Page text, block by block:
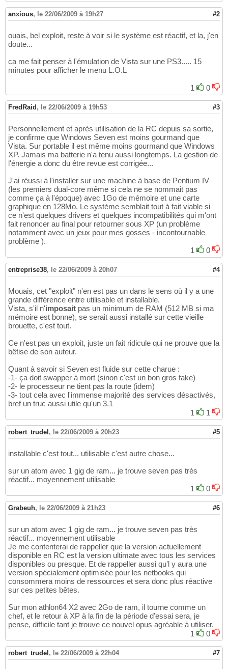
anxious, le 22/06/2009 à 19h27 #2
ouais, bel exploit, reste à voir si le système est réactif, et la, j'en
doute...
ca me fait penser à l'émulation de Vista sur une PS3..... 15
minutes pour afficher le menu L.O.L
1 0
FredRaid , le 22/06/2009 à 19h53 #3
Personnellement et après utilisation de la RC depuis sa sortie,
je confirme que Windows Seven est moins gourmand que
Vista. Sur portable il est même moins gourmand que Windows
XP. Jamais ma batterie n'a tenu aussi longtemps. La gestion de
l'énergie a donc du être revue est corrigée...
J'ai réussi à l'installer sur une machine à base de Pentium IV
(les premiers dual-core même si cela ne se nommait pas
comme ça à l'époque) avec 1Go de mémoire et une carte
graphique en 128Mo. Le système semblait tout à fait viable si
ce n'est quelques drivers et quelques incompatibilités qui m'ont
fait renoncer au final pour retourner sous XP (un problème
notamment avec un jeux pour mes gosses - incontournable
problème ).
1
0
entreprise38, le 22/06/2009 à 20h07 #4
Mouais, cet "exploit" n'en est pas un dans le sens où il y a une
grande différence entre utilisable et installable.
Vista, s'il n'imposait pas un minimum de RAM (512 MB si ma
mémoire est bonne), se serait aussi installé sur cette vieille
brouette, c'est tout.
Ce n'est pas un exploit, juste un fait ridicule qui ne prouve que la
bêtise de son auteur.
Quant à savoir si Seven est fluide sur cette charue :
-1- ça doit swapper à mort (sinon c'est un bon gros fake)
-2- le processeur ne tient pas la route (idem)
-3- tout cela avec l'immense majorité des services désactivés,
bref un truc aussi utile qu'un 3.1
1
1
robert_trudel , le 22/06/2009 à 20h23 #5
installable c'est tout... utilisable c'est autre chose...
sur un atom avec 1 gig de ram... je trouve seven pas très
réactif... moyennement utilisable
1
0
Grabeuh, le 22/06/2009 à 21h23 #6
sur un atom avec 1 gig de ram... je trouve seven pas très
réactif... moyennement utilisable
Je me contenterai de rappeller que la version actuellement
disponible en RC est la version ultimate avec tous les services
disponibles ou presque. Et de rappeller aussi qu'l y aura une
version spécialement optimisée pour les netbooks qui
consommera moins de ressources et sera donc plus réactive
sur ces petites bêtes.
Sur mon athlon64 X2 avec 2Go de ram, il tourne comme un
chef, et le retour à XP à la fin de la période d'essai sera, je
pense, difficile tant je trouve ce nouvel opus agréable à utiliser.
1
0
robert_trudel , le 22/06/2009 à 22h04 #7